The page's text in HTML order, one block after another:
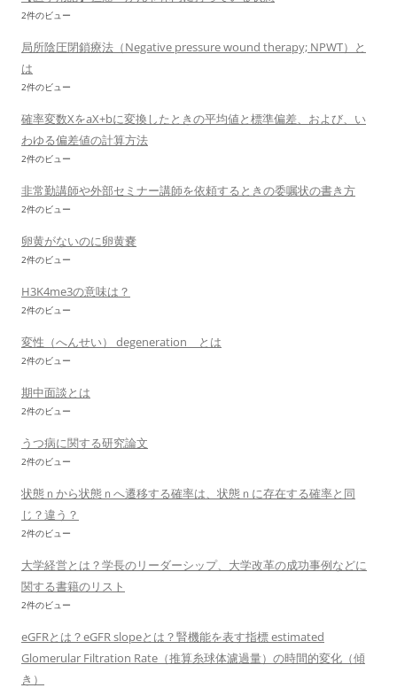
2件のビュー
局所陰圧閉鎖療法（Negative pressure wound therapy; NPWT）と
は
2件のビュー
確率変数XをaX+bに変換したときの平均値と標準偏差、および、い
わゆる偏差値の計算方法
2件のビュー
非常勤講師や外部セミナー講師を依頼するときの委嘱状の書き方
2件のビュー
卵黄がないのに卵黄嚢
2件のビュー
H3K4me3の意味は？
2件のビュー
変性（へんせい） degeneration とは
2件のビュー
期中面談とは
2件のビュー
うつ病に関する研究論文
2件のビュー
状態ｎから状態ｎへ遷移する確率は、状態ｎに存在する確率と同
じ？違う？
2件のビュー
大学経営とは？学長のリーダーシップ、大学改革の成功事例などに
関する書籍のリスト
2件のビュー
eGFRとは？eGFR slopeとは？腎機能を表す指標 estimated
Glomerular Filtration Rate（推算糸球体濾過量）の時間的変化（傾
き）